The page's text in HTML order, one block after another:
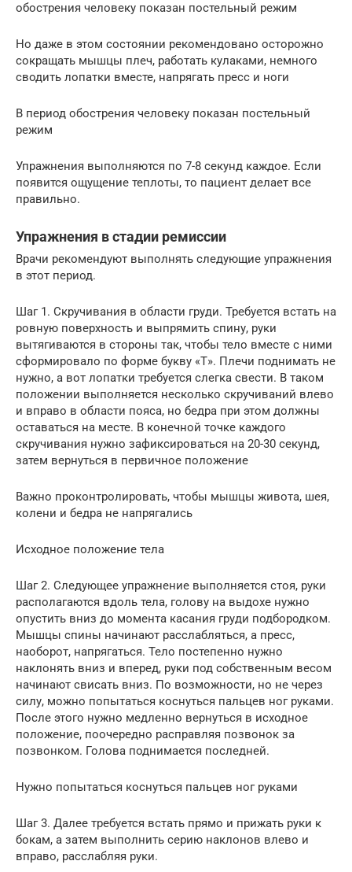
обострения человеку показан постельный режим
Но даже в этом состоянии рекомендовано осторожно
сокращать мышцы плеч, работать кулаками, немного
сводить лопатки вместе, напрягать пресс и ноги
В период обострения человеку показан постельный
режим
Упражнения выполняются по 7-8 секунд каждое. Если
появится ощущение теплоты, то пациент делает все
правильно.
Упражнения в стадии ремиссии
Врачи рекомендуют выполнять следующие упражнения
в этот период.
Шаг 1. Скручивания в области груди. Требуется встать на
ровную поверхность и выпрямить спину, руки
вытягиваются в стороны так, чтобы тело вместе с ними
сформировало по форме букву «Т». Плечи поднимать не
нужно, а вот лопатки требуется слегка свести. В таком
положении выполняется несколько скручиваний влево
и вправо в области пояса, но бедра при этом должны
оставаться на месте. В конечной точке каждого
скручивания нужно зафиксироваться на 20-30 секунд,
затем вернуться в первичное положение
Важно проконтролировать, чтобы мышцы живота, шея,
колени и бедра не напрягались
Исходное положение тела
Шаг 2. Следующее упражнение выполняется стоя, руки
располагаются вдоль тела, голову на выдохе нужно
опустить вниз до момента касания груди подбородком.
Мышцы спины начинают расслабляться, а пресс,
наоборот, напрягаться. Тело постепенно нужно
наклонять вниз и вперед, руки под собственным весом
начинают свисать вниз. По возможности, но не через
силу, можно попытаться коснуться пальцев ног руками.
После этого нужно медленно вернуться в исходное
положение, поочередно расправляя позвонок за
позвонком. Голова поднимается последней.
Нужно попытаться коснуться пальцев ног руками
Шаг 3. Далее требуется встать прямо и прижать руки к
бокам, а затем выполнить серию наклонов влево и
вправо, расслабляя руки.